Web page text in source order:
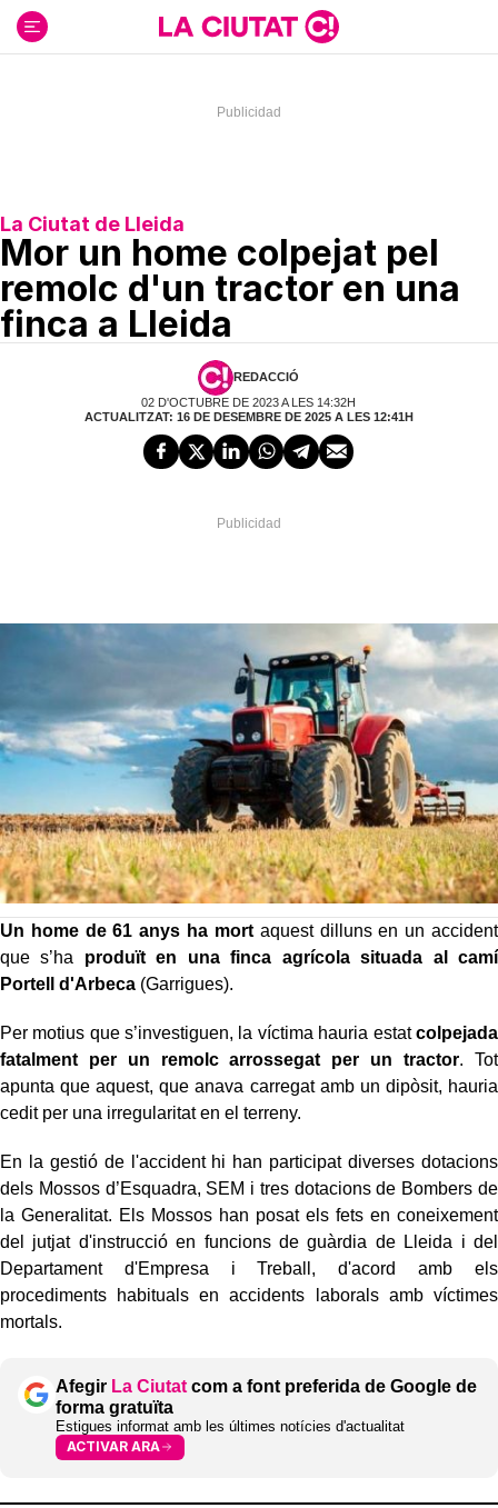
contenido
La Ciutat de Lleida
Mor un home colpejat pel
remolc d'un tractor en una
finca a Lleida
REDACCIÓ
02 D'OCTUBRE DE 2023 A LES 14:32H
ACTUALITZAT: 16 DE DESEMBRE DE 2025 A LES 12:41H
Un home de 61 anys ha mortaquest dilluns en un accident
que s’ha produït en una finca agrícola situada al camí
Portell d'Arbeca (Garrigues).
Per motius que s’investiguen, la víctima hauria estatcolpejada
fatalment per un remolc arrossegat per un tractor. Tot
apunta que aquest, que anava carregat amb un dipòsit, hauria
cedit per una irregularitat en el terreny.
En la gestió de l'accident hi han participat diverses dotacions
dels Mossos d’Esquadra, SEM i tres dotacions de Bombers de
la Generalitat. Els Mossos han posat els fets en coneixement
del jutjat d'instrucció en funcions de guàrdia de Lleida i del
Departament d'Empresa i Treball, d'acord amb els
procediments habituals en accidents laborals amb víctimes
mortals.
Afegir La Ciutat com a font preferida de Google de
forma gratuïta
Estigues informat amb les últimes notícies d'actualitat
ACTIVAR ARA